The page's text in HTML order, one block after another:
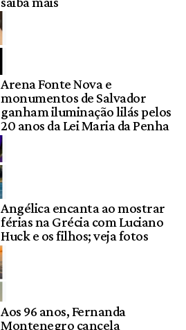
Arena Fonte Nova e
monumentos de Salvador
ganham iluminação lilás pelos
20 anos da Lei Maria da Penha
Angélica encanta ao mostrar
férias na Grécia com Luciano
Huck e os filhos; veja fotos
Aos 96 anos, Fernanda
Montenegro cancela